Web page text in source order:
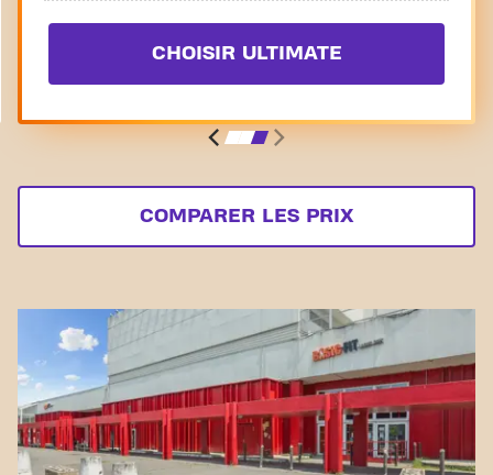
CHOISIR ULTIMATE
COMPARER LES PRIX